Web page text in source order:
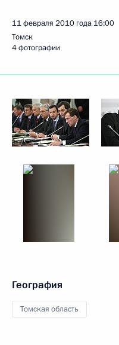
11 февраля 2010 года 16:00
Томск
4 фотографии
География
Томская область